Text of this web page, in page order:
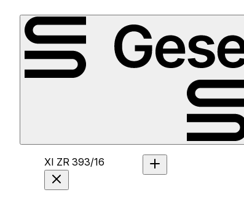
XI ZR 393/16